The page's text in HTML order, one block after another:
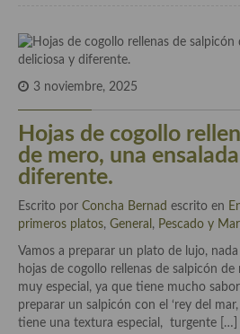
Cocina portuguesa
Cocina Sueca
Cocina Suiza
Cocina Turca
3 noviembre, 2025
Hojas de cogollo
de mero, una
diferente.
Escrito por Concha Bernad escrito en
primeros platos, General , Pescado y
Vamos a preparar un plato de lujo,
hojas de cogollo rellenas de salpicón
muy especial, ya que tiene mucho
preparar un salpicón con el ‘rey del
tiene una textura especial, turgente […]